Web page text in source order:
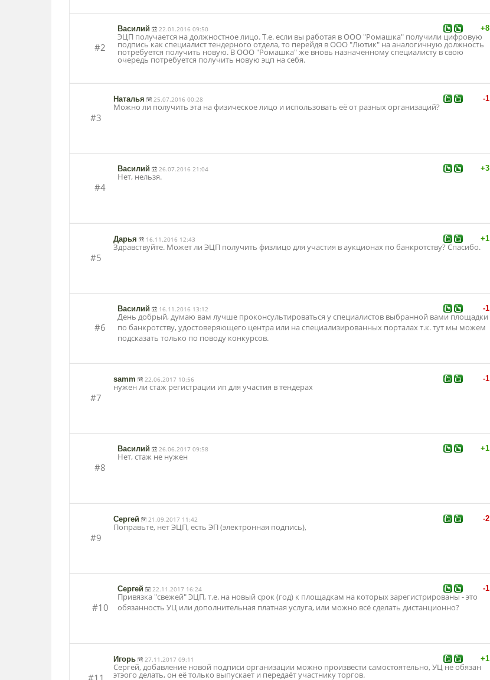
+8
#2
Василий 22.01.2016 09:50
ЭЦП получается на должностное лицо. Т.е. если вы работая в ООО "Ромашка" получили цифровую
подпись как специалист тендерного отдела, то перейдя в ООО "Лютик" на аналогичную должность
потребуется получить новую. В ООО "Ромашка" же вновь назначенному специалисту в свою
очередь потребуется получить новую эцп на себя.
-1
#3
Наталья 25.07.2016 00:28
Можно ли получить эта на физическое лицо и использовать её от разных организаций?
+3
#4
Василий 26.07.2016 21:04
Нет, нельзя.
+1
#5
Дарья 16.11.2016 12:43
Здравствуйте. Может ли ЭЦП получить физлицо для участия в аукционах по банкротству? Спасибо.
-1
#6
Василий 16.11.2016 13:12
День добрый, думаю вам лучше проконсультироваться у специалистов выбранной вами площадки
по банкротству, удостоверяющего центра или на специализированных порталах т.к. тут мы можем
подсказать только по поводу конкурсов.
-1
#7
samm 22.06.2017 10:56
нужен ли стаж регистрации ип для участия в тендерах
+1
#8
Василий 26.06.2017 09:58
Нет, стаж не нужен
-2
#9
Сергей 21.09.2017 11:42
Поправьте, нет ЭЦП, есть ЭП (электронная подпись),
-1
#10
Сергей 22.11.2017 16:24
Привязка "свежей" ЭЦП, т.е. на новый срок (год) к площадкам на которых зарегистрированы - это
обязанность УЦ или дополнительная платная услуга, или можно всё сделать дистанционно?
+1
Игорь 27.11.2017 09:11
Сергей, добавление новой подписи организации можно произвести самостоятельно, УЦ не обязан
этэого делать, он её только выпускает и передаёт участнику торгов.